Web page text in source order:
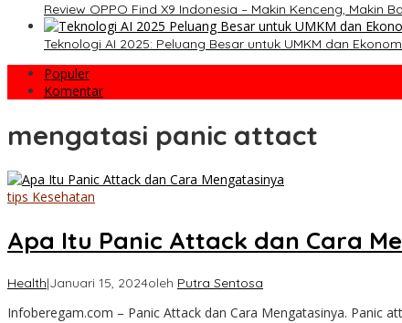
Review OPPO Find X9 Indonesia – Makin Kenceng, Makin
Teknologi AI 2025: Peluang Besar untuk UMKM dan
Populer
Komentar
mengatasi panic attact
tips Kesehatan
Apa Itu Panic Attack dan Cara
Health|Januari 15, 2024oleh Putra Sentosa
Infoberegam.com – Panic Attack dan Cara Mengatasinya. Panic